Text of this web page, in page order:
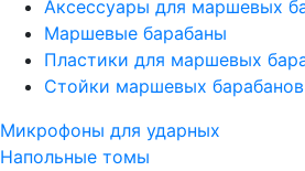
Аксессуары для маршевых
Маршевые барабаны
Пластики для маршевых
Стойки маршевых барабанов
Микрофоны для ударных
Напольные томы